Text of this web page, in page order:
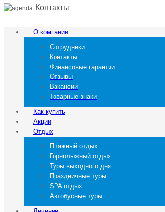
Контакты
О компании
Сотрудники
Контакты
Финансовые гарантии
Отзывы
Вакансии
Товарные знаки
Как купить
Акции
Отдых
Пляжный отдых
Горнолыжный отдых
Туры выходного дня
Праздничные туры
SPA отдых
Автобусные туры